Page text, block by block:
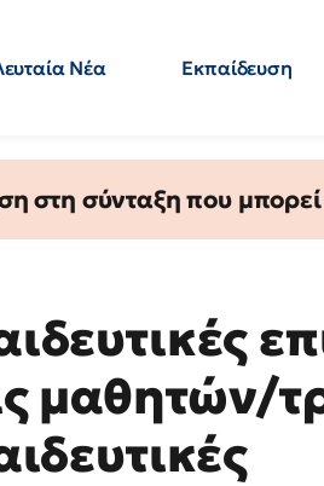
Νέα Εκπαίδευση
σύνταξη που μπορεί
μαθητών/